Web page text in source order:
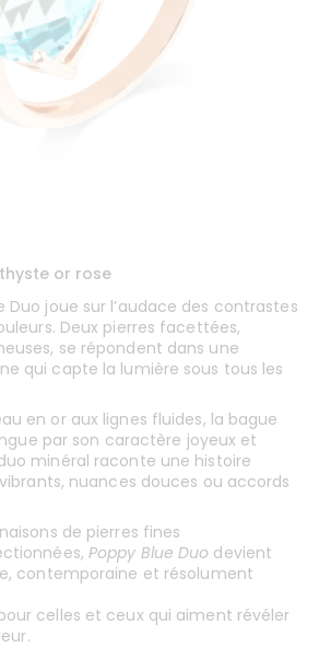
or rose
Duo joue sur l’audace des contrastes
Deux pierres facettées,
se répondent dans une
qui capte la lumière sous tous les
en or aux lignes fluides, la bague
par son caractère joyeux et
minéral raconte une histoire
nuances douces ou accords
de pierres fines
Poppy Blue Duo devient
contemporaine et résolument
celles et ceux qui aiment révéler